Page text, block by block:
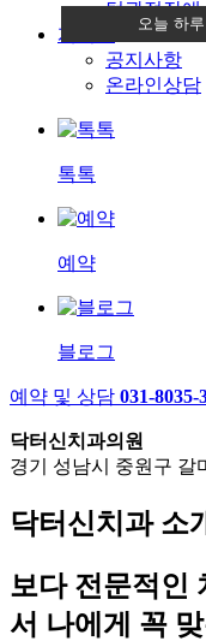
턱관절장애
게시판
공지사항
온라인상담
톡톡
예약
블로그
예약 및 상담 031-8035-
닥터신치과의원
경기 성남시 중원구 갈
닥터신치과 소
보다 전문적인
서 나에게 꼭
오늘 하